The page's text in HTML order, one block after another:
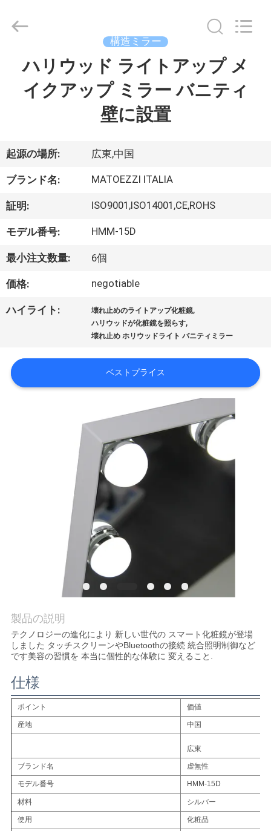
製
品
ビ
デ
VR
ョ
ー
内
お
問
い
せ
ニ
2026
Furniture
構造ミラー
ハリウッド ライトアップ メ
イクアップ ミラー バニティ
壁に設置
起源の場所: 広東,中国
ブランド名: MATOEZZI ITALIA
証明: ISO9001,ISO14001,CE,ROHS
モデル番号: HMM-15D
最小注文数量: 6個
価格: negotiable
ハイライト: 壊れ止めのライトアップ化粧鏡,
ハリウッドが化粧鏡を照らす,
壊れ止め ホリウッドライト バニティミラー
ベストプライス
製品の説明
テクノロジーの進化により 新しい世代の スマート化粧鏡が登場
しました タッチスクリーンやBluetoothの接続 統合照明制御など
です美容の習慣を 本当に個性的な体験に 変えること.
仕様
ポイント 価値
産地 中国
広東
ブランド名 虚無性
モデル番号 HMM-15D
材料 シルバー
使用 化粧品